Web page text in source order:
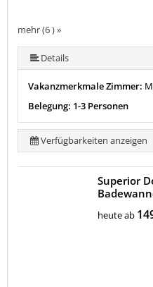
mehr (6 ) »
mehr (6 ) »
mehr (6 ) »
Details
Vakanzmerkmale Zimmer:
Belegung: 1-3 Personen
Verfügbarkeiten anzeigen
Superior
heute ab